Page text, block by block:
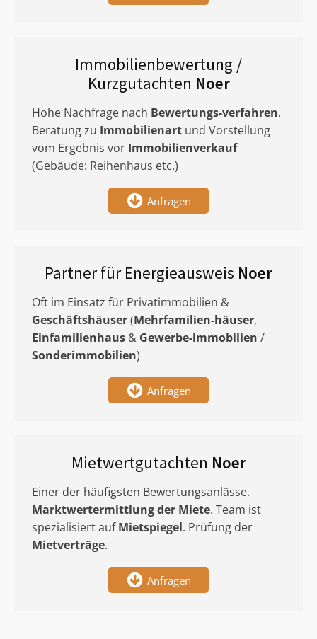
Immobilienbewertung /
Kurzgutachten Noer
Hohe Nachfrage nach Bewertungs-verfahren.
Beratung zu Immobilienart und Vorstellung
vom Ergebnis vor Immobilienverkauf
(Gebäude: Reihenhaus etc.)
Anfragen
Partner für Energieausweis Noer
Oft im Einsatz für Privatimmobilien &
Geschäftshäuser(Mehrfamilien-häuser,
Einfamilienhaus & Gewerbe-immobilien /
Sonderimmobilien)
Anfragen
Mietwertgutachten Noer
Einer der häufigsten Bewertungsanlässe.
Marktwertermittlungder Miete. Team ist
spezialisiert aufMietspiegel. Prüfung der
Mietverträge.
Anfragen